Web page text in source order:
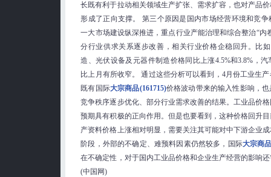
长既有利于拉动相关领域生产扩张、需求扩容，也对产品
形成了正向支撑。 第三个原因是国内市场经营环境和竞
一大市场建设纵深推进，重点行业产能治理和综合整治“内
分行业供求关系逐步改善，相关行业价格企稳回升。比
造、光伏设备及元器件制造价格同比上涨4.5%和3.8%，
比上月有所收窄。 通过这些分析可以看到，4月份工业生
既有国际大宗商品(161715)价格波动带来的输入性影响，
竞争秩序逐步优化、部分行业需求改善的结果。工业品价
预期具有积极的正向作用。但是也要看到，这种价格回升
产资料价格上涨相对明显，需要关注其可能对中下游企业
阶段，外部的不确定、难预料因素仍然较多，国际大宗商
在不确定性，对于国内工业品价格和企业生产经营的影响
(中国网)